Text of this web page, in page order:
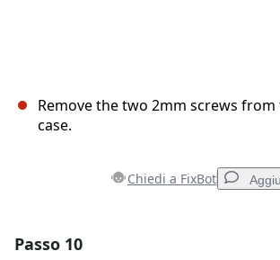
Remove the two 2mm screws
case.
Chiedi a FixBot
Passo 10